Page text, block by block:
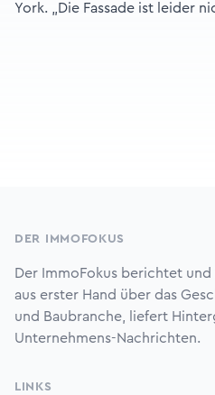
York. „Die Fassade ist leider
DER IMMOFOKUS
Der ImmoFokus berichtet
aus erster Hand über das
und Baubranche, liefert
Unternehmens-Nachrichten.
LINKS